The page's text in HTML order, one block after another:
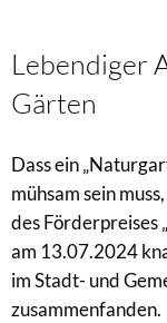
Lebendiger
Gärten
Dass ein
mühsam sein
des Förderpreises
am 13.07.2024
im Stadt- und
zusammenfanden.